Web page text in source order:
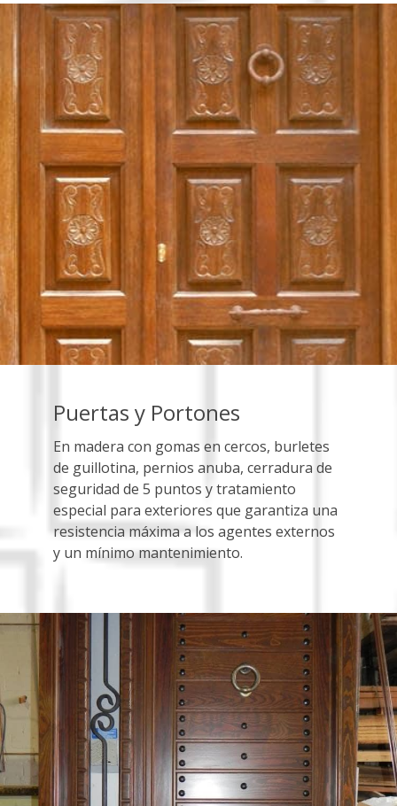
Puertas y Portones
En madera con gomas en cercos, burletes
de guillotina, pernios anuba, cerradura de
seguridad de 5 puntos y tratamiento
especial para exteriores que garantiza una
resistencia máxima a los agentes externos
y un mínimo mantenimiento.